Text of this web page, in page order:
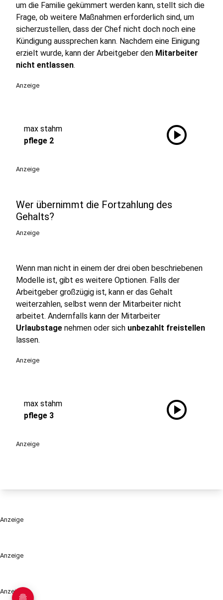
Anzeige
Anzeige
um die Familie gekümmert werden kann, stellt sich die
Frage, ob weitere Maßnahmen erforderlich sind, um
sicherzustellen, dass der Chef nicht doch noch eine
Kündigung aussprechen kann. Nachdem eine Einigung
erzielt wurde, kann der Arbeitgeber den Mitarbeiter
nicht entlassen.
Anzeige
max stahm
pflege 2
play_circle
Anzeige
Wer übernimmt die Fortzahlung des
Gehalts?
Anzeige
Wenn man nicht in einem der drei oben beschriebenen
Modelle ist, gibt es weitere Optionen. Falls der
Arbeitgeber großzügig ist, kann er das Gehalt
weiterzahlen, selbst wenn der Mitarbeiter nicht
arbeitet. Andernfalls kann der Mitarbeiter
Urlaubstage nehmen oder sich unbezahlt freistellen
lassen.
Anzeige
max stahm
pflege 3
play_circle
Anzeige
Anzeige